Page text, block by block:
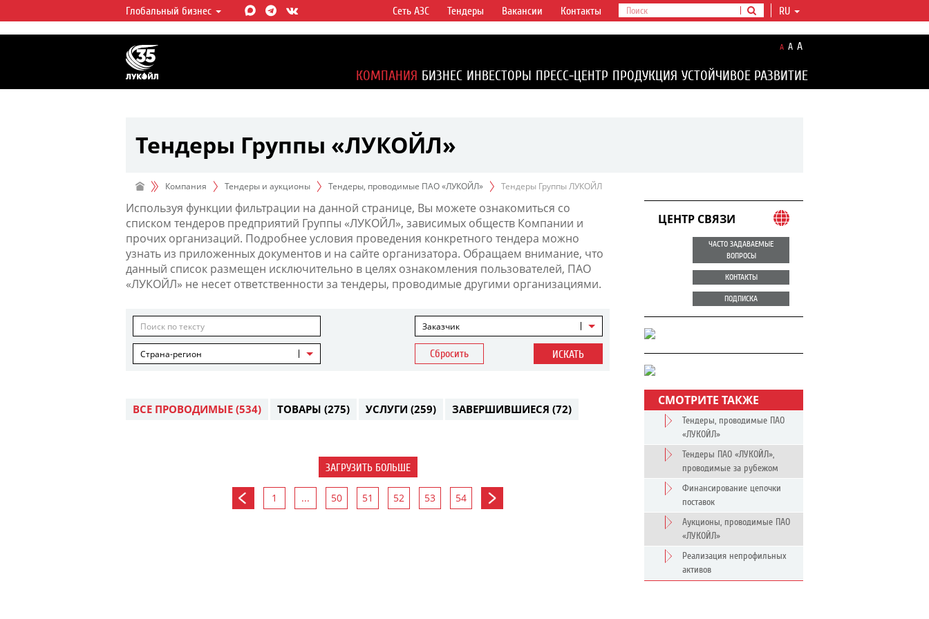
ЛУКОЙЛ СЕГОДНЯ
ЛУКОЙЛ — одна из крупнейших вертикально
интегрированных нефтегазовых компаний в
мире, на долю которой приходится более 2%
мировой добычи нефти и около 1% доказанных
Глобальный бизнес RU
Сеть АЗС Тендеры Вакансии Контакты
A A A
КОМПАНИЯ БИЗНЕС ИНВЕСТОРЫ ПРЕСС-ЦЕНТР ПРОДУКЦИЯ УСТОЙЧИВОЕ РАЗВИТИЕ
Тендеры Группы «ЛУКОЙЛ»
Компания Тендеры и аукционы Тендеры, проводимые ПАО «ЛУКОЙЛ» Тендеры Группы ЛУКОЙЛ
Используя функции фильтрации на данной странице, Вы можете ознакомиться со
списком тендеров предприятий Группы «ЛУКОЙЛ», зависимых обществ Компании и
прочих организаций. Подробнее условия проведения конкретного тендера можно
узнать из приложенных документов и на сайте организатора. Обращаем внимание, что
данный список размещен исключительно в целях ознакомления пользователей, ПАО
«ЛУКОЙЛ» не несет ответственности за тендеры, проводимые другими организациями.
Заказчик
Страна-регион Сбросить ИСКАТЬ
ВСЕ ПРОВОДИМЫЕ (534) ТОВАРЫ (275) УСЛУГИ (259) ЗАВЕРШИВШИЕСЯ (72)
ЗАГРУЗИТЬ БОЛЬШЕ
1 ... 50 51 52 53 54
ЦЕНТР СВЯЗИ
ЧАСТО ЗАДАВАЕМЫЕ
ВОПРОСЫ
КОНТАКТЫ
ПОДПИСКА
СМОТРИТЕ ТАКЖЕ
Тендеры, проводимые ПАО
«ЛУКОЙЛ»
Тендеры ПАО «ЛУКОЙЛ»,
проводимые за рубежом
Финансирование цепочки
поставок
Аукционы, проводимые ПАО
«ЛУКОЙЛ»
Реализация непрофильных
активов